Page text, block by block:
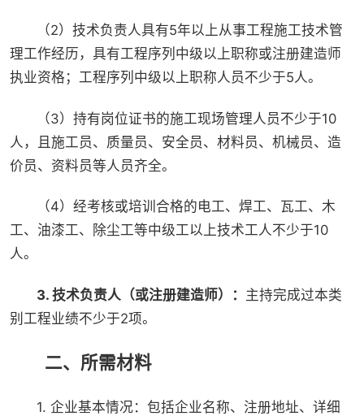
（2）技术负责人具有5年以上从事工程施工技术管
理工作经历，具有工程序列中级以上职称或注册建造师
执业资格；工程序列中级以上职称人员不少于5人。
（3）持有岗位证书的施工现场管理人员不少于10
人，且施工员、质量员、安全员、材料员、机械员、造
价员、资料员等人员齐全。
（4）经考核或培训合格的电工、焊工、瓦工、木
工、油漆工、除尘工等中级工以上技术工人不少于10
人。
3. 技术负责人（或注册建造师） ： 主持完成过本类
别工程业绩不少于2项。
二、所需材料
1. 企业基本情况：包括企业名称、注册地址、详细